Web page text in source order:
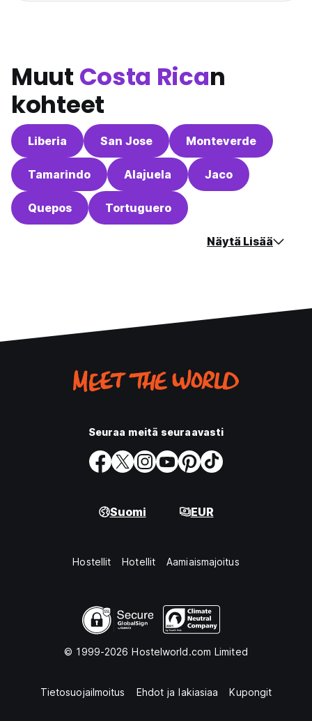
Muut Costa Rican
kohteet
Liberia San Jose Monteverde
Tamarindo Alajuela Jaco
Quepos Tortuguero
Näytä Lisää
Seuraa meitä seuraavasti
Suomi EUR
Hostellit Hotellit Aamiaismajoitus
© 1999-2026 Hostelworld.com Limited
Tietosuojailmoitus Ehdot ja lakiasiaa Kupongit